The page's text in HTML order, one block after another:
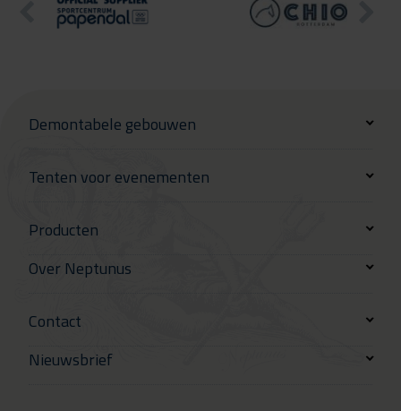
Demontabele gebouwen
Tenten voor evenementen
Producten
Over Neptunus
Contact
Nieuwsbrief